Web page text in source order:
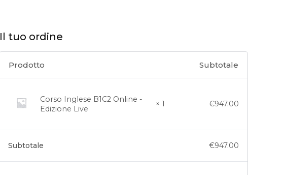
Il tuo ordine
Prodotto Subtotale
Corso Inglese B1C2 Online -
Edizione Live
× 1 €947.00
Subtotale €947.00